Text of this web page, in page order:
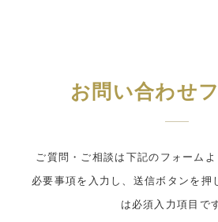
お問い合わせ
ご質問・ご相談は下記のフォームよ
必要事項を入力し、送信ボタンを押
は必須入力項目で